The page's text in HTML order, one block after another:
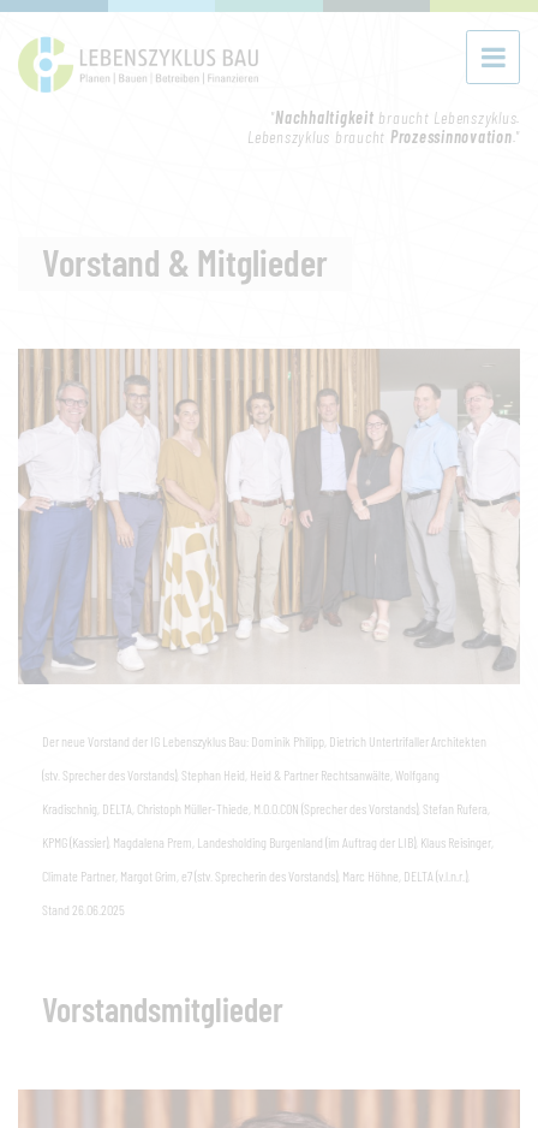
"Nachhaltigkeit braucht Lebenszyklus.
Lebenszyklus braucht Prozessinnovation."
Vorstand & Mitglieder
Der neue Vorstand der IG Lebenszyklus Bau: Dominik Philipp, Dietrich Untertrifaller Architekten
(stv. Sprecher des Vorstands), Stephan Heid, Heid & Partner Rechtsanwälte, Wolfgang
Kradischnig, DELTA, Christoph Müller-Thiede, M.O.O.CON (Sprecher des Vorstands), Stefan Rufera,
KPMG (Kassier), Magdalena Prem, Landesholding Burgenland (im Auftrag der LIB), Klaus Reisinger,
Climate Partner, Margot Grim, e7 (stv. Sprecherin des Vorstands), Marc Höhne, DELTA (v.l.n.r.),
Stand 26.06.2025
Vorstandsmitglieder